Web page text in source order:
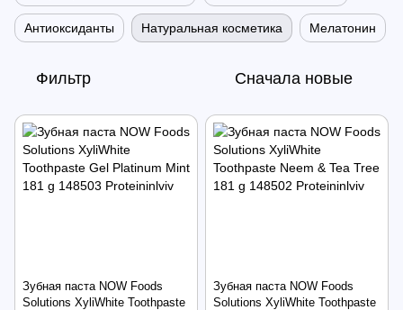
Антиоксиданты Натуральная косметика Мелатонин
Фильтр Сначала новые
Зубная паста NOW Foods
Solutions XyliWhite Toothpaste
Зубная паста NOW Foods
Solutions XyliWhite Toothpaste